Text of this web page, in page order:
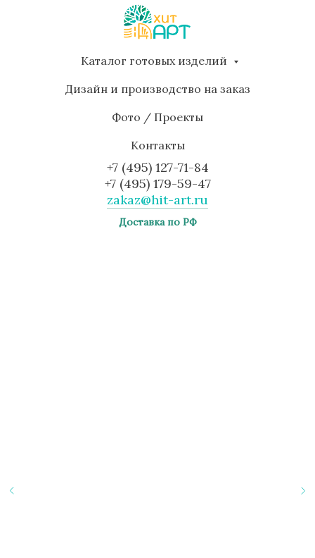
Каталог готовых изделий
Дизайн и производство на заказ
Фото / Проекты
Контакты
+7 (495) 127-71-84
+7 (495) 179-59-47
zakaz@hit-art.ru
Доставка по РФ